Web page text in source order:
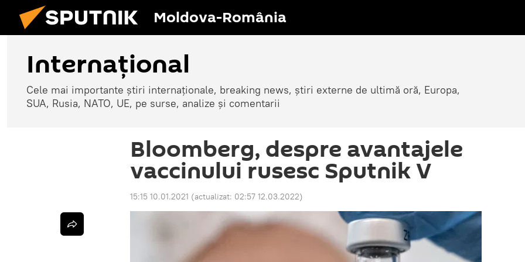
Moldova-România
Internaţional
Cele mai importante știri internaționale, breaking news, știri externe de ultimă oră, Europa,
SUA, Rusia, NATO, UE, pe surse, analize și comentarii
Bloomberg, despre avantajele
vaccinului rusesc Sputnik V
15:15 10.01.2021 (actualizat: 02:57 12.03.2022)